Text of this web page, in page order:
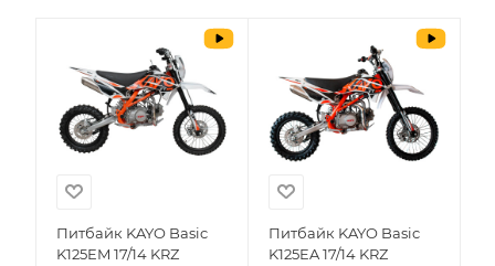
Питбайк KAYO Basic
K125EM 17/14 KRZ
Питбайк KAYO Basic
K125EA 17/14 KRZ